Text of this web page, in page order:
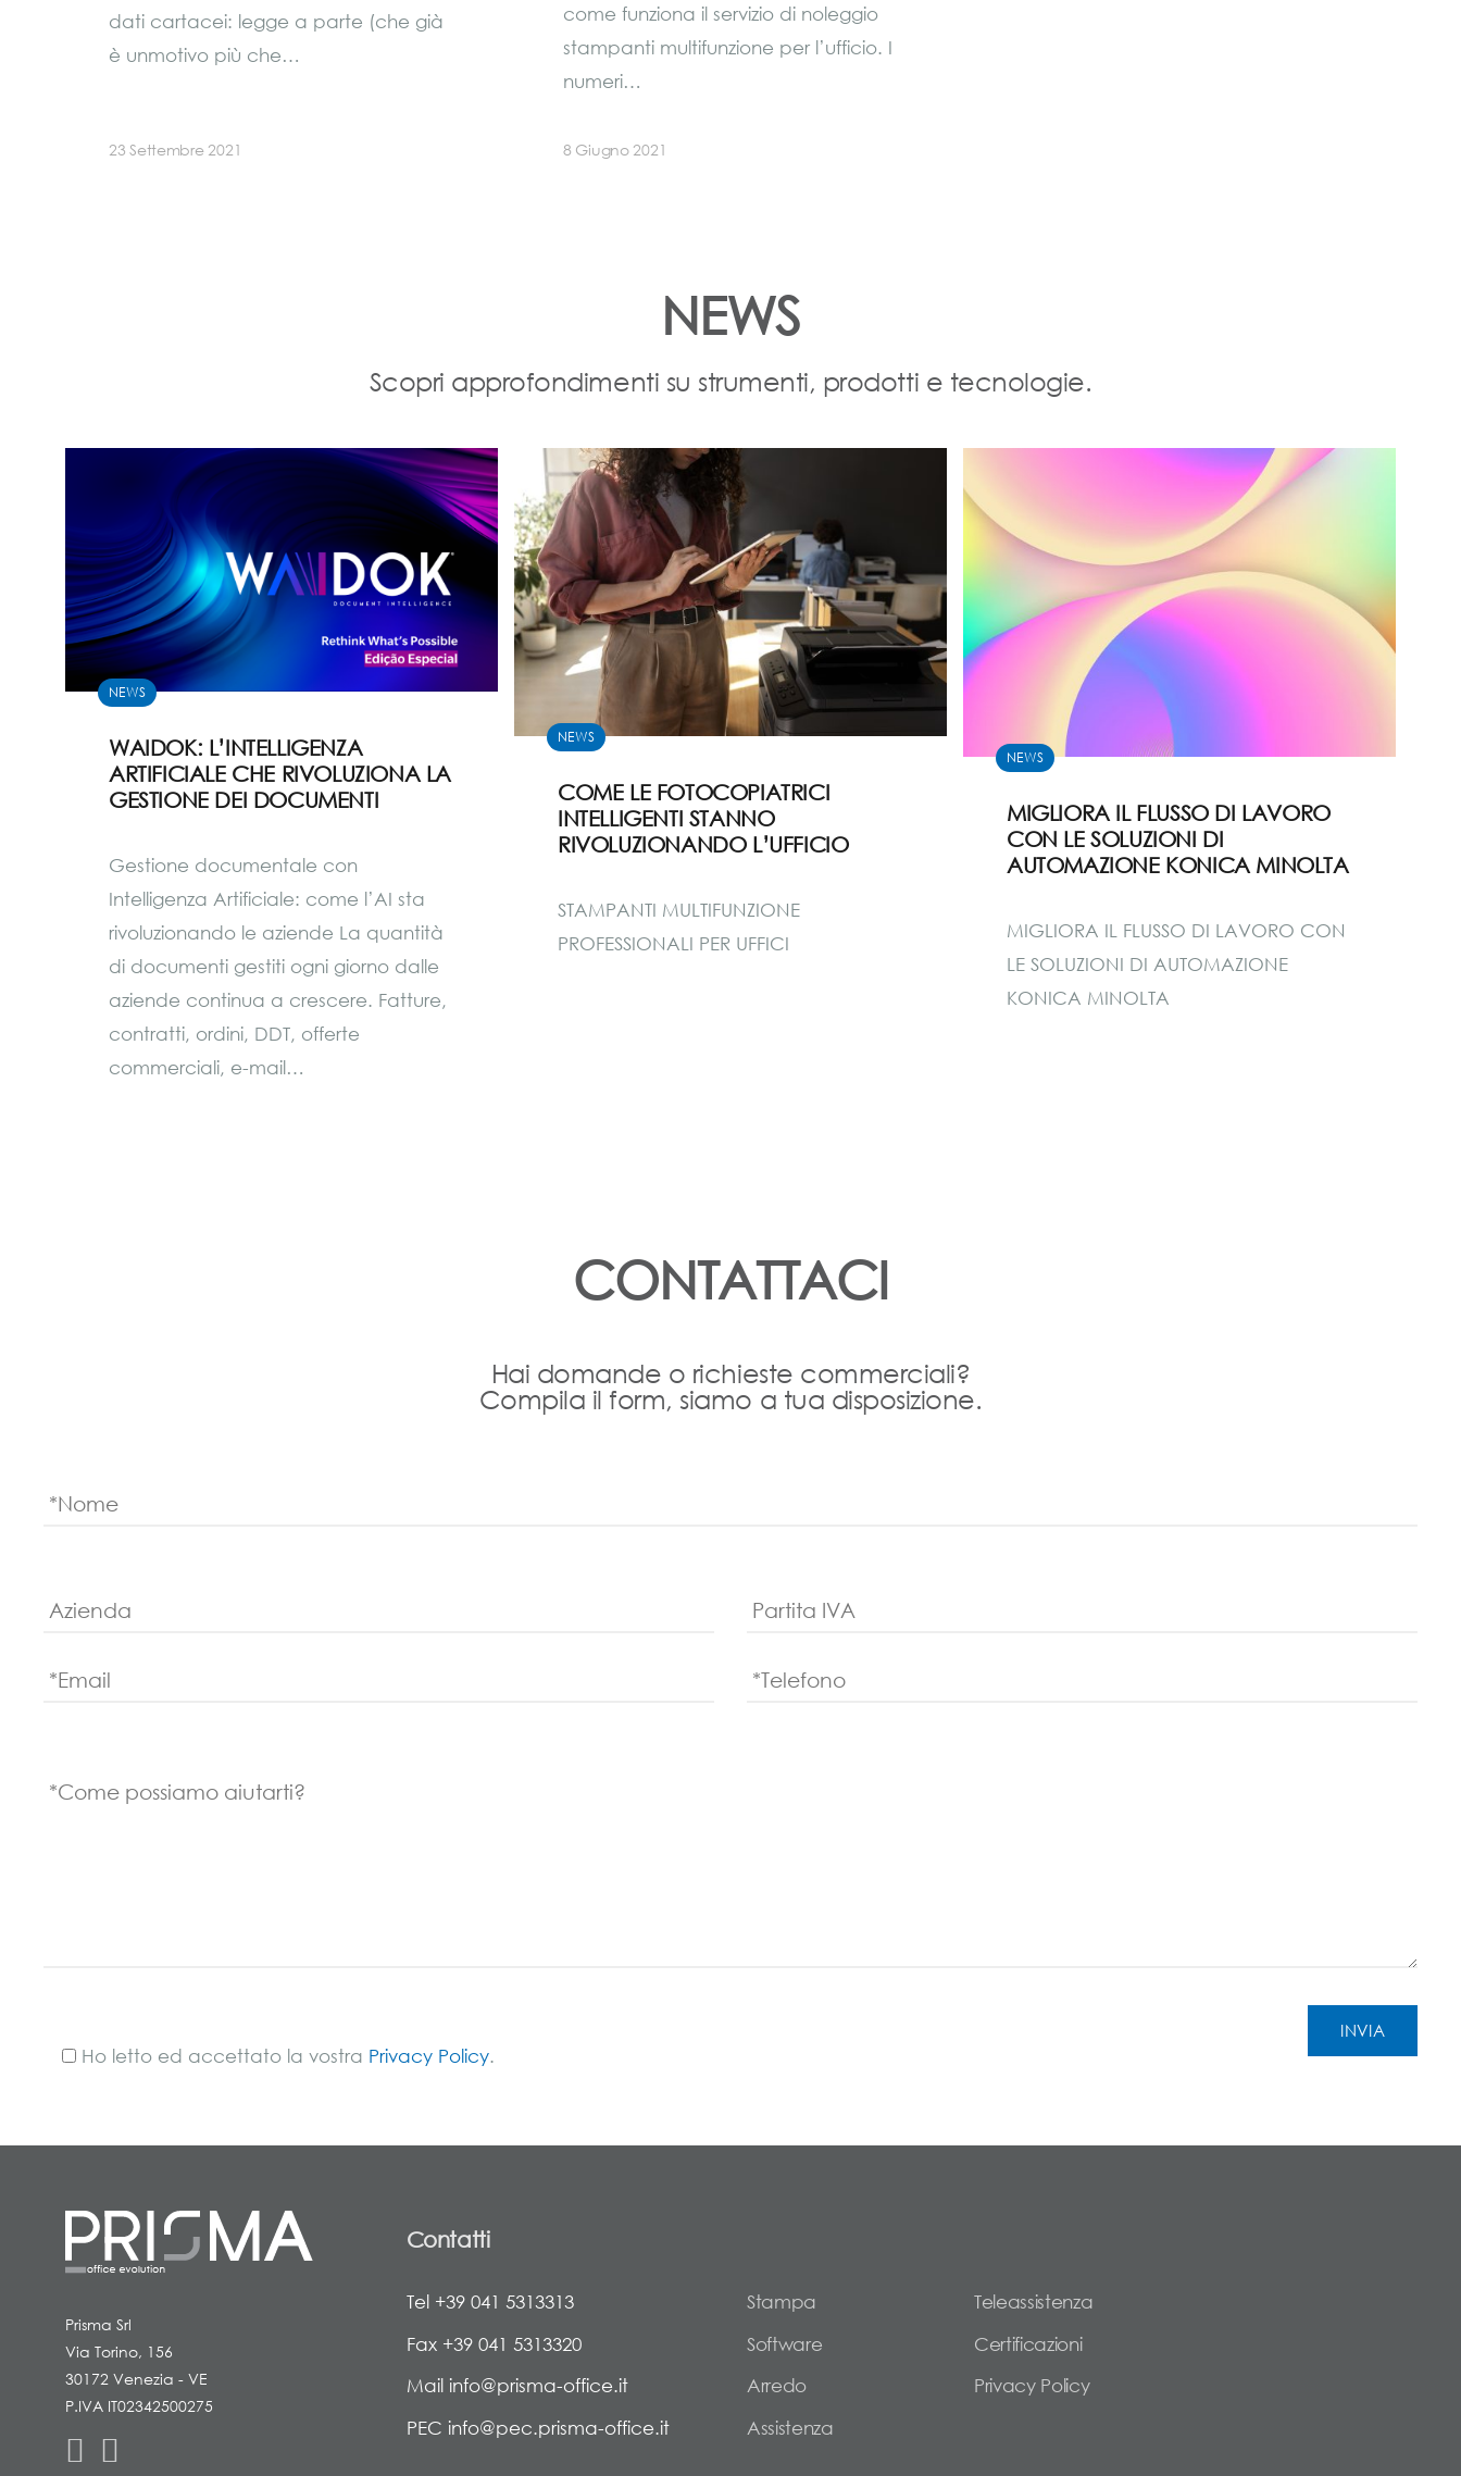
dati cartacei: legge a parte (che già
è unmotivo più che…
23 Settembre 2021
come funziona il servizio di noleggio
stampanti multifunzione per l’ufficio. I
numeri…
8 Giugno 2021
NEWS
Scopri approfondimenti su strumenti, prodotti e tecnologie.
NEWS
WAIDOK: L’INTELLIGENZA
ARTIFICIALE CHE RIVOLUZIONA LA
GESTIONE DEI DOCUMENTI
Gestione documentale con
Intelligenza Artificiale: come l’AI sta
rivoluzionando le aziende La quantità
di documenti gestiti ogni giorno dalle
aziende continua a crescere. Fatture,
contratti, ordini, DDT, offerte
commerciali, e-mail…
NEWS
COME LE FOTOCOPIATRICI
INTELLIGENTI STANNO
RIVOLUZIONANDO L’UFFICIO
STAMPANTI MULTIFUNZIONE
PROFESSIONALI PER UFFICI
NEWS
MIGLIORA IL FLUSSO DI LAVORO
CON LE SOLUZIONI DI
AUTOMAZIONE KONICA MINOLTA
MIGLIORA IL FLUSSO DI LAVORO CON
LE SOLUZIONI DI AUTOMAZIONE
KONICA MINOLTA
CONTATTACI
Hai domande o richieste commerciali?
Compila il form, siamo a tua disposizione.
Ho letto ed accettato la vostra Privacy Policy.
Prisma Srl
Via Torino, 156
30172 Venezia - VE
P.IVA IT02342500275
Contatti
Tel +39 041 5313313
Fax +39 041 5313320
Mail info@prisma-office.it
PEC info@pec.prisma-office.it
Stampa
Software
Arredo
Assistenza
Teleassistenza
Certificazioni
Privacy Policy